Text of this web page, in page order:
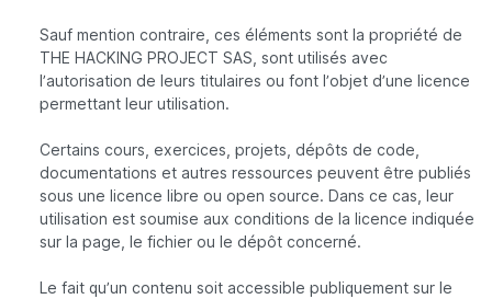
Sauf mention contraire, ces éléments sont la propriété de
THE HACKING PROJECT SAS, sont utilisés avec
l’autorisation de leurs titulaires ou font l’objet d’une licence
permettant leur utilisation.
Certains cours, exercices, projets, dépôts de code,
documentations et autres ressources peuvent être publiés
sous une licence libre ou open source. Dans ce cas, leur
utilisation est soumise aux conditions de la licence indiquée
sur la page, le fichier ou le dépôt concerné.
Le fait qu’un contenu soit accessible publiquement sur le